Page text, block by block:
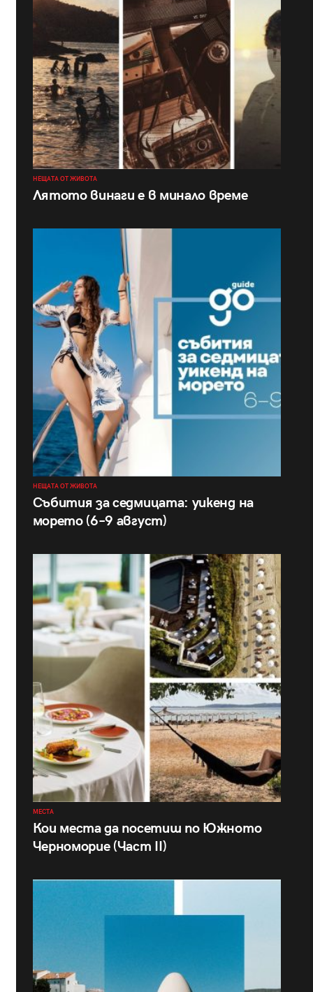
НЕЩАТА ОТ ЖИВОТА
Лятото винаги е в минало време
НЕЩАТА ОТ ЖИВОТА
Събития за седмицата: уикенд на
морето (6–9 август)
МЕСТА
Кои места да посетиш по Южното
Черноморие (Част II)